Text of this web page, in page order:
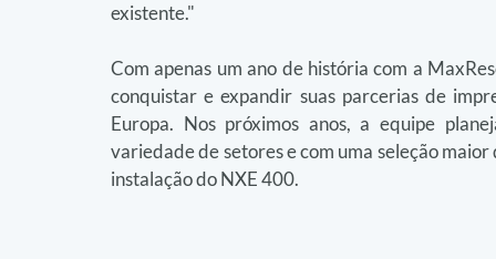
existente."
Com apenas um ano de história com a
conquistar e expandir suas parcerias de
Europa. Nos próximos anos, a equipe
variedade de setores e com uma seleção
instalação do NXE 400.